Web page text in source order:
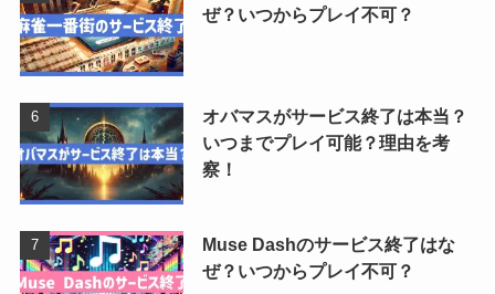
ぜ？いつからプレイ不可？
オバマスがサービス終了は本当？
いつまでプレイ可能？理由を考
察！
Muse Dashのサービス終了はな
ぜ？いつからプレイ不可？